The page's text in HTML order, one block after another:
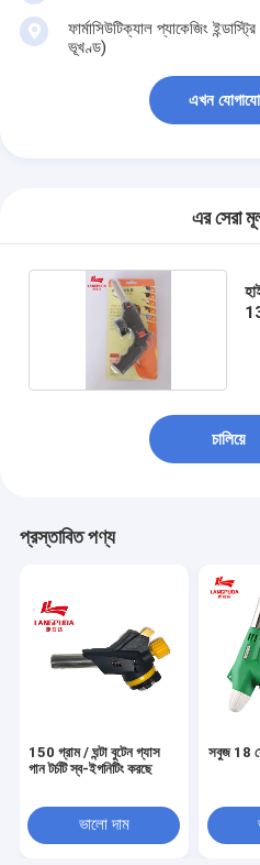
ফার্মাসিউটিক্যাল প্যাকেজিং
ভূখণ্ড)
এখন
এর সেরা
চালিয়ে
প্রস্তাবিত পণ্য
150 গ্রাম / ঘন্টা বুটেন গ্যাস
গান টর্চটি স্ব-ইগনিটিং করছে
ভালো দাম
সবুজ 18